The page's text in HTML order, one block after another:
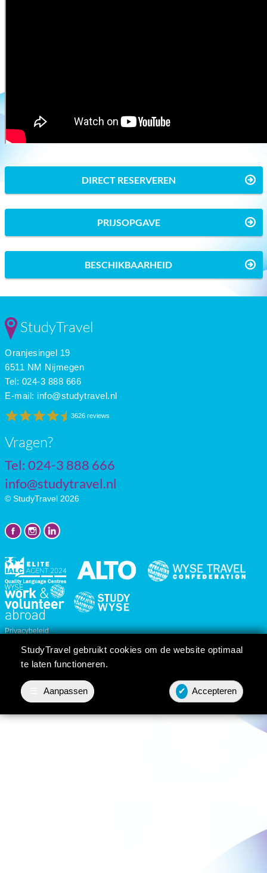
DIRECT RESERVEREN
PRIJSOPGAVE
BESCHIKBAARHEID
StudyTravel gebruikt cookies om de website optimaal
te laten functioneren.
Aanpassen ✔ Accepteren
StudyTravel
Oranjesingel 19
6511 NM Nijmegen
Tel: 024-3 888 666
E-mail: info@studytravel.nl
3626 reviews
Vragen?
Tel: 024-3 888 666
info@studytravel.nl
© StudyTravel 2026
Privacybeleid
Reis/cursusvoorwaarden